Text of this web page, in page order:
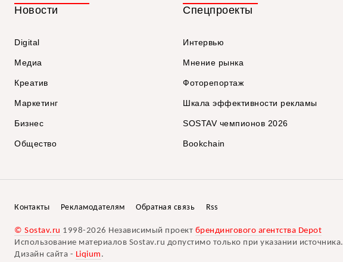
Новости
Digital
Медиа
Креатив
Маркетинг
Бизнес
Общество
Спецпроекты
Интервью
Мнение рынка
Фоторепортаж
Шкала эффективности рекламы
SOSTAV чемпионов 2026
Bookchain
Контакты Рекламодателям Обратная связь Rss
© Sostav.ru 1998-2026 Независимый проект брендингового агентства Depot
Использование материалов Sostav.ru допустимо только при указании источника.
Дизайн сайта - Liqium .